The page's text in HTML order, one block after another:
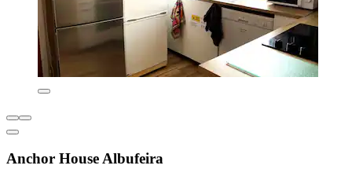
Anchor House Albufeira